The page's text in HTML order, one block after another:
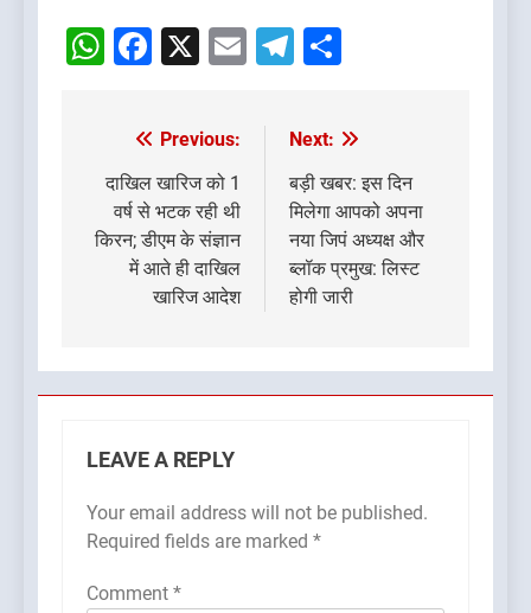
WhatsApp
Facebook
X EmailTelegram
Post
navigation
Previous:
दाखिल खारिज को 1
वर्ष से भटक रही थी
किरन; डीएम के संज्ञान
में आते ही दाखिल
खारिज आदेश
Next:
बड़ी खबर: इस दिन
मिलेगा आपको अपना
नया जिपं अध्यक्ष और
ब्लॉक प्रमुख: लिस्ट
होगी जारी
LEAVE A REPLY
Your email address will not be published.
Required fields are marked *
Comment *